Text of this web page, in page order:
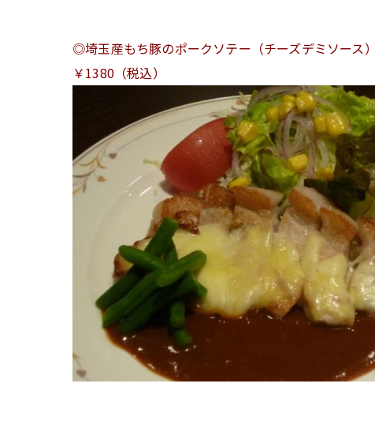
◎埼玉産もち豚のポークソテー（チーズデミソース
￥1380（税込）